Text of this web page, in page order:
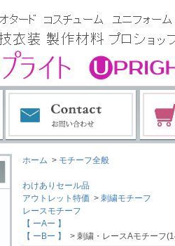
ホーム > モチーフ全般
わけありセール品
アウトレット特価 > 刺繍モチーフ
レースモチーフ
【 ーAー 】
【 ーBー 】
> 刺繍・レースAモチーフ